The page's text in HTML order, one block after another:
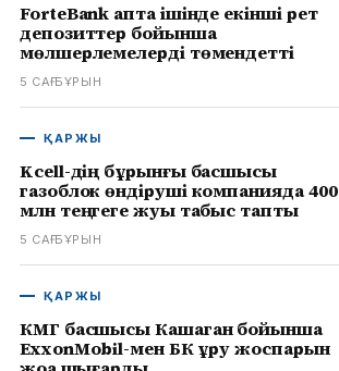
ForteBank апта ішінде екінші рет
депозиттер бойынша
мөлшерлемелерді төмендетті
5 САҒ БҰРЫН
ҚАРЖЫ
Kcell-дің бұрынғы басшысы
газоблок өндіруші компанияда 400
млн теңгеге жуық табыс тапты
5 САҒ БҰРЫН
ҚАРЖЫ
КМГ басшысы Кашаган бойынша
ExxonMobil-мен БК құру жоспарын